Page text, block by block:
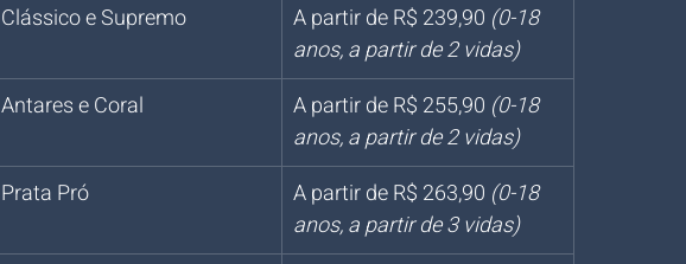
Clássico e Supremo A partir de R$ 239,90 (0-18
anos, a partir de 2 vidas)
Antares e Coral A partir de R$ 255,90 (0-18
anos, a partir de 2 vidas)
Prata Pró A partir de R$ 263,90 (0-18
anos, a partir de 3 vidas)